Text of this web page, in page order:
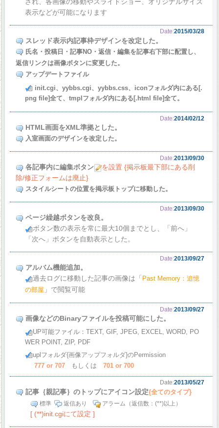
表示などが可能になります
Date:2015/03/28
スレッド表示内記事枠デザインを改定した。
氏名・投稿日・記事NO・返信・編集を記事右下部に配置し、
返信リンクは画像ボタンに変更した。
アップデートファイル
init.cgi、yybbs.cgi、yybbs.css、iconフォルダ内にある[.
png file]全て、tmplフォルダ内にある[.html file]全て。
Date:2014/02/12
HTML画面をXML準拠とした。
入室画面のデザインを改定した。
Date:2013/09/30
各記事内に編集ボタン
を設置 {掲示板最下部にある削
除/修正フォームは廃止}
スタイルシートの位置を掲示板トップに移動した。
Date:2013/09/30
ページ繰越ボタンを改良。
ボタン数の表示を常に最大10個までとし、「前へ」
「次へ」ボタンを自動表示とした。
Date:2013/09/27
アルバム機能追加。
過去ログに移動した記事の画像は「 Past Memory：追憶
の部屋 」で閲覧可能
Date:2013/09/27
画像などのBinaryファイルを投稿可能にした。
UP可能ファイル：TEXT, GIF, JPEG, EXCEL, WORD, PO
WER POINT, ZIP, PDF
uplフォルダ{画像アップフォルダ}のPermission
777 or 707もしくは 701 or 700
Date:2013/05/27
記事｛親記事｝のトップにアイコン設定{全てのタイプ}
標準 返信あり アラーム（返信数：(**)以上）
[ (**)init.cgiにて設定 ]